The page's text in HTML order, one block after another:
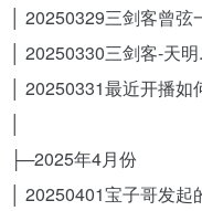
│ 20250329三剑客曾
│ 20250330三剑客-天
│ 20250331最近开播
├─2025年4月份
│ 20250401宝子哥发